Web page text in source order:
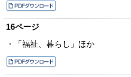
16ページ
・「福祉、暮らし」ほか